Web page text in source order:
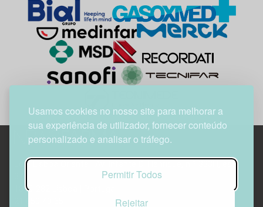
Usamos cookies no nosso site para melhorar a
sua experiência de utilizador, fornecer conteúdo
personalizado e analisar o tráfego.
Permitir Todos
Rejeitar
Edif. Lisboa Oriente | Av. Infante D. Henrique, n.º 333H, esc.
1800-282 Lisboa | Portugal